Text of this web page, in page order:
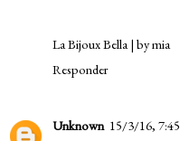
La Bijoux Bella | by mia
Responder
Unknown 15/3/16, 7:45